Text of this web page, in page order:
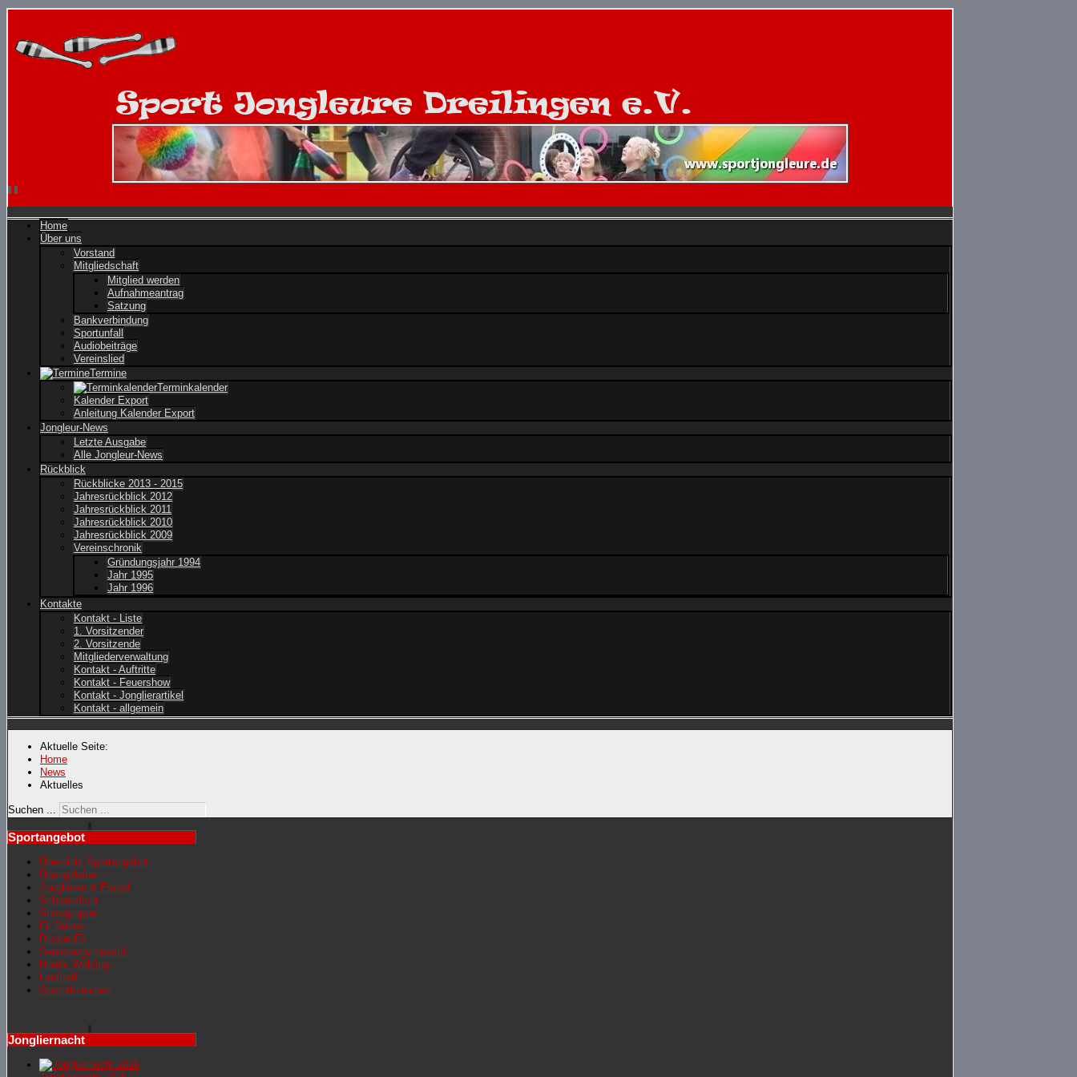
Home
Über uns
Vorstand
Mitgliedschaft
Mitglied werden
Aufnahmeantrag
Satzung
Bankverbindung
Sportunfall
Audiobeiträge
Vereinslied
Termine
Terminkalender
Kalender Export
Anleitung Kalender Export
Jongleur-News
Letzte Ausgabe
Alle Jongleur-News
Rückblick
Rückblicke 2013 - 2015
Jahresrückblick 2012
Jahresrückblick 2011
Jahresrückblick 2010
Jahresrückblick 2009
Vereinschronik
Gründungsjahr 1994
Jahr 1995
Jahr 1996
Kontakte
Kontakt - Liste
1. Vorsitzender
2. Vorsitzende
Mitgliederverwaltung
Kontakt - Auftritte
Kontakt - Feuershow
Kontakt - Jonglierartikel
Kontakt - allgemein
Aktuelle Seite:
Home
News
Aktuelles
Suchen ...
Sportangebot
Übersicht Sportangebot
Übungsleiter
Jonglieren & Einrad
Schwarzlicht
Showgruppe
Fit Dance
RückenFit
Seniorengymnastik
Nordic Walking
Lauftreff
Sportabzeichen
Jongliernacht